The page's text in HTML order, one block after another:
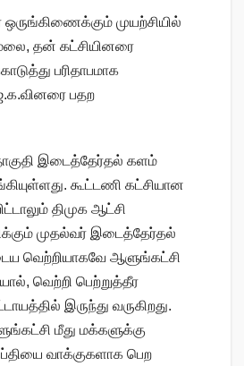
முயற்சியில்
தன் கட்சியினரை
பரிதாபமாக
பதற
இடைத்தேர்தல் களம்
கூட்டணி கட்சியான
திமுக ஆட்சி
முதல்வர் இடைத்தேர்தல்
வெற்றியாகவே ஆளுங்கட்சி
வெற்றி பெற்றுத்தீர
இருந்து வருகிறது.
மீது மக்களுக்கு
வாக்குகளாக பெற